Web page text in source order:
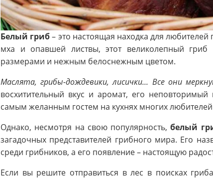
Белый гриб– это настоящая находка для
мха и опавшей листвы, этот великолепный гриб
размерами и нежным белоснежным цветом.
Маслята, грибы-дождевики, лисички... Все они
восхитительный вкус и аромат, его
самым желанным гостем на кухнях многих
Однако, несмотря на свою популярность,белый
загадочных представителей грибного мира. Его
среди грибников, а его появление – настоящую
Если вы решите отправиться в лес в поисках